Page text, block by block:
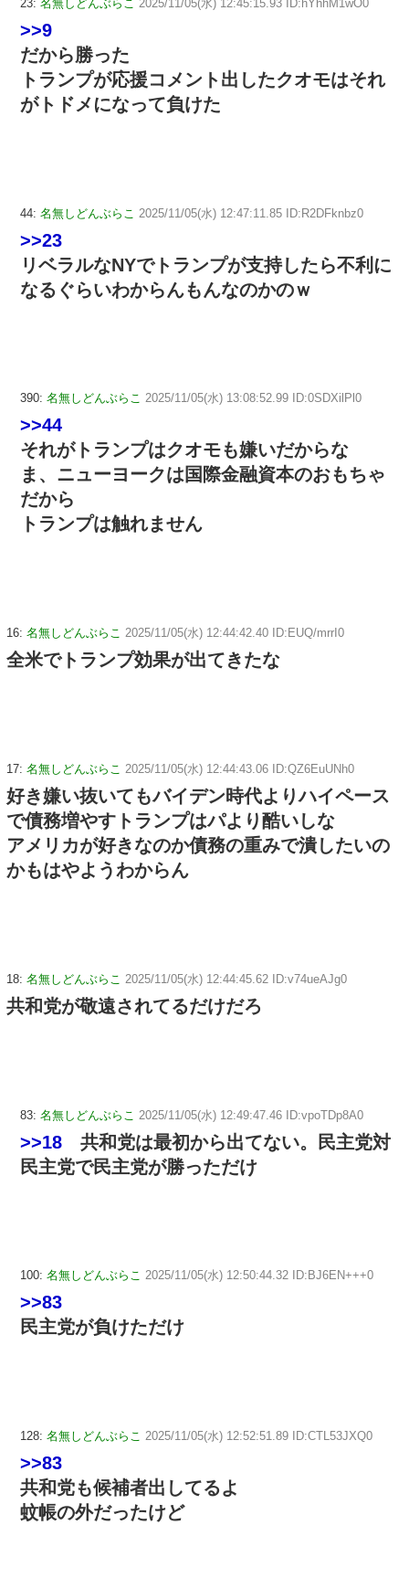
23: 名無しどんぶらこ 2025/11/05(水) 12:45:15.93 ID:hYhhM1wO0
>>9
だから勝った
トランプが応援コメント出したクオモはそれ
がトドメになって負けた
44: 名無しどんぶらこ 2025/11/05(水) 12:47:11.85 ID:R2DFknbz0
>>23
リベラルなNYでトランプが支持したら不利に
なるぐらいわからんもんなのかのｗ
390: 名無しどんぶらこ 2025/11/05(水) 13:08:52.99 ID:0SDXilPl0
>>44
それがトランプはクオモも嫌いだからな
ま、ニューヨークは国際金融資本のおもちゃ
だから
トランプは触れません
16: 名無しどんぶらこ 2025/11/05(水) 12:44:42.40 ID:EUQ/mrrI0
全米でトランプ効果が出てきたな
17: 名無しどんぶらこ 2025/11/05(水) 12:44:43.06 ID:QZ6EuUNh0
好き嫌い抜いてもバイデン時代よりハイペース
で債務増やすトランプはパより酷いしな
アメリカが好きなのか債務の重みで潰したいの
かもはやようわからん
18: 名無しどんぶらこ 2025/11/05(水) 12:44:45.62 ID:v74ueAJg0
共和党が敬遠されてるだけだろ
83: 名無しどんぶらこ 2025/11/05(水) 12:49:47.46 ID:vpoTDp8A0
>>18 共和党は最初から出てない。民主党対
民主党で民主党が勝っただけ
100: 名無しどんぶらこ 2025/11/05(水) 12:50:44.32 ID:BJ6EN+++0
>>83
民主党が負けただけ
128: 名無しどんぶらこ 2025/11/05(水) 12:52:51.89 ID:CTL53JXQ0
>>83
共和党も候補者出してるよ
蚊帳の外だったけど